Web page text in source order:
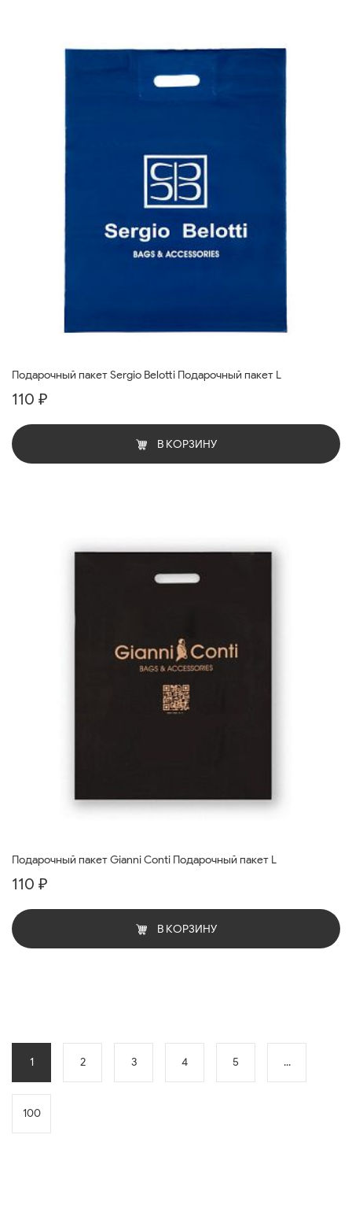
Подарочный пакет Sergio Belotti Подарочный пакет L
110 ₽
В КОРЗИНУ
Подарочный пакет Gianni Conti Подарочный пакет L
110 ₽
В КОРЗИНУ
1 2 3 4 5 ...
100